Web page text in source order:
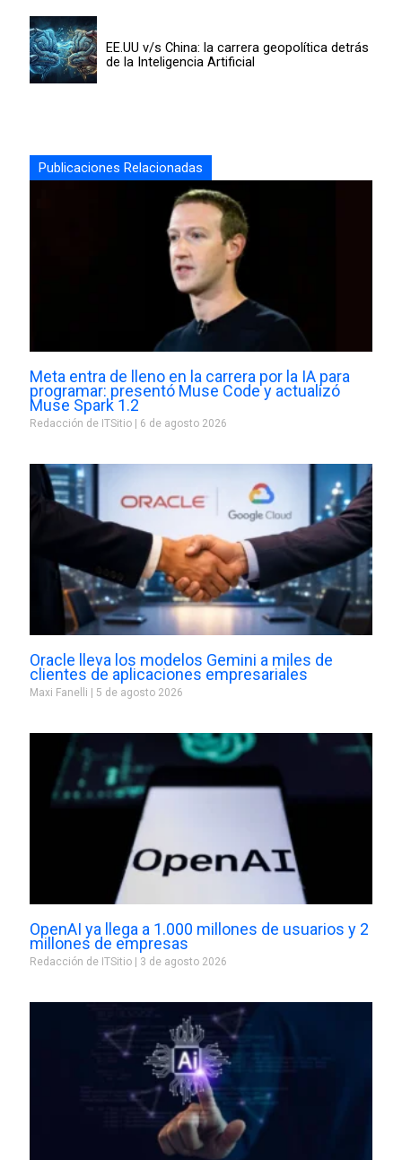
EE.UU v/s China: la carrera geopolítica detrás
de la Inteligencia Artificial
Publicaciones Relacionadas
Meta entra de lleno en la carrera por la IA para
programar: presentó Muse Code y actualizó
Muse Spark 1.2
Redacción de ITSitio 6 de agosto 2026
Oracle lleva los modelos Gemini a miles de
clientes de aplicaciones empresariales
Maxi Fanelli 5 de agosto 2026
OpenAI ya llega a 1.000 millones de usuarios y 2
millones de empresas
Redacción de ITSitio 3 de agosto 2026